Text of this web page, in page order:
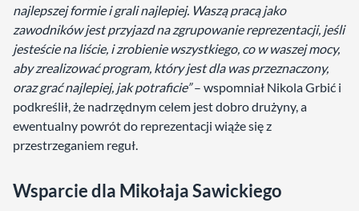
najlepszej formie i grali najlepiej. Waszą pracą jako
zawodników jest przyjazd na zgrupowanie reprezentacji, jeśli
jesteście na liście, i zrobienie wszystkiego, co w waszej mocy,
aby zrealizować program, który jest dla was przeznaczony,
oraz grać najlepiej, jak potraficie”– wspomniał Nikola Grbić i
podkreślił, że nadrzędnym celem jest dobro drużyny, a
ewentualny powrót do reprezentacji wiąże się z
przestrzeganiem reguł.
Wsparcie dla Mikołaja Sawickiego